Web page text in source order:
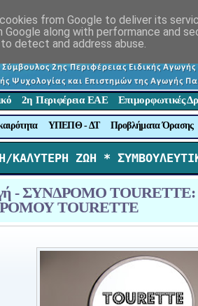
2η Περιφέρεια ΕΑΕ Επιμορφωτικές
ΥΠΕΠΘ - ΔΤ Προβλήματα Όρασης
ΚΑΛΥΤΕΡΗ ΖΩΗ *
- ΣΥΝΔΡΟΜΟ
TOURETTE
from Google to deliver its
Google along with performance and
detect and address abuse.